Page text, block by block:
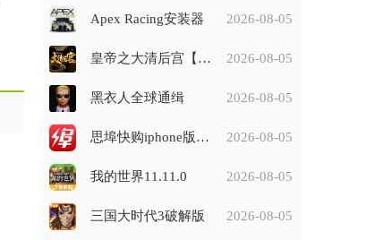
Apex Racing安装器 2026-08-05
皇帝之大清后宫【羊羔】 2026-08-05
黑衣人全球通缉 2026-08-05
思埠快购iphone版v1.0.3 2026-08-05
我的世界11.11.0 2026-08-05
三国大时代3破解版 2026-08-05